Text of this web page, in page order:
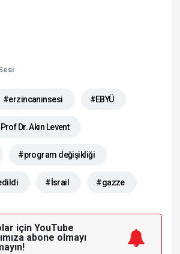
#erzincanınsesi #EBYÜ
Dr. Akın Levent
#program değişikliği
#İsrail #gazze
için YouTube
abone olmayı